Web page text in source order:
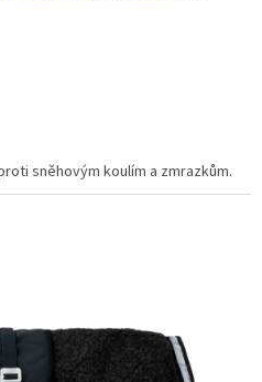
sněhovým koulím a zmrazkům.